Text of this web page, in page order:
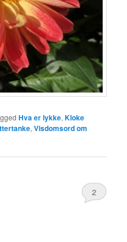
Hva er lykke,Kloke
,Visdomsord om
2